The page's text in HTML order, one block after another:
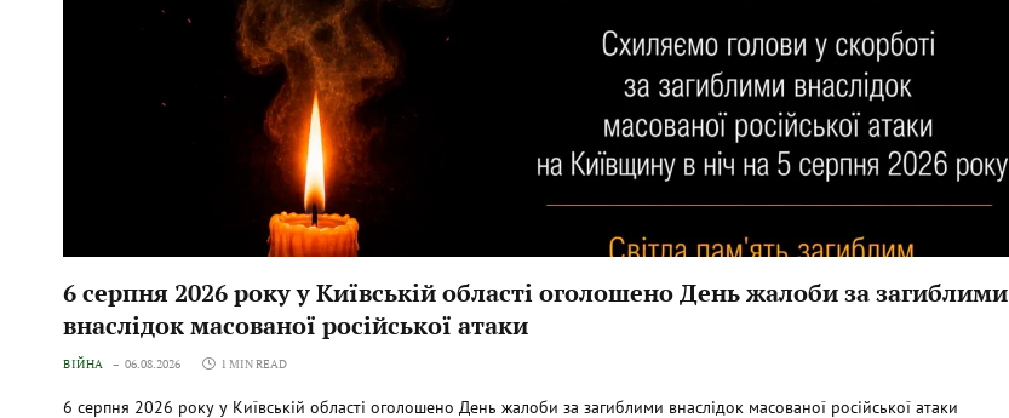
6 серпня 2026 року у Київській області оголошено День жалоби за загиблими
внаслідок масованої російської атаки
ВІЙНА 06.08.2026 1 MIN READ
6 серпня 2026 року у Київській області оголошено День жалоби за загиблими внаслідок масованої російської атаки